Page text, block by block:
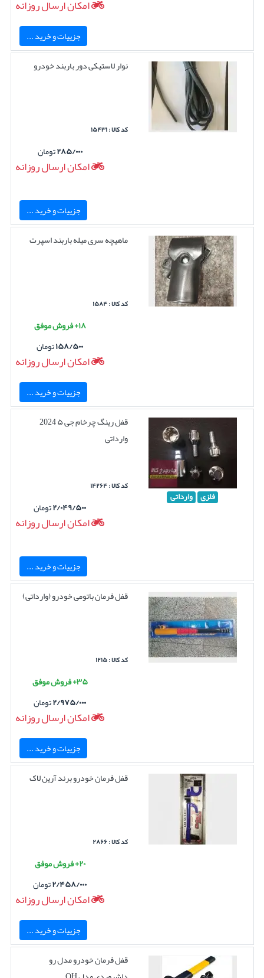
امکان ارسال روزانه
جزییات و خرید ...
نوار لاستیکی دور باربند خودرو
کد کالا : ۱۵۴۳۱
۲۸۵/۰۰۰تومان
امکان ارسال روزانه
جزییات و خرید ...
ماهیچه سری میله باربند اسپرت
کد کالا : ۱۵۸۴
۱۸+ فروش موفق
۱۵۸/۵۰۰تومان
امکان ارسال روزانه
جزییات و خرید ...
فلزی وارداتی
قفل رینگ چرخام جی ۵ 2024
وارداتی
کد کالا : ۱۴۲۶۴
۲/۰۴۹/۵۰۰تومان
امکان ارسال روزانه
جزییات و خرید ...
قفل فرمان باتومی خودرو (وارداتی)
کد کالا : ۱۲۱۵
۳۵+ فروش موفق
۲/۹۷۵/۰۰۰تومان
امکان ارسال روزانه
جزییات و خرید ...
قفل فرمان خودرو برند آرین لاک
کد کالا : ۲۸۶۶
۲۰+ فروش موفق
۲/۴۵۸/۰۰۰تومان
امکان ارسال روزانه
جزییات و خرید ...
قفل فرمان خودرو مدل رو